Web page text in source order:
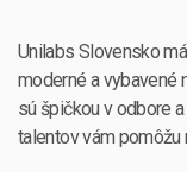
Unilabs Slovensko
moderné a vybavené
sú špičkou v odbore
talentov vám pomôžu